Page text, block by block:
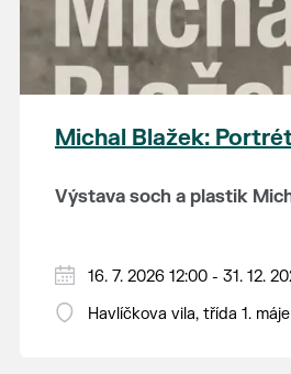
energii.
Michal Blažek:
Výstava soch a plastik
osobností z oblasti hudby,
disentu, vědy, filozofie,
Michal Blažek navíc své
16. 7. 2026 12:00 - 31. 12.
Havlíčkova vila, třída 1.